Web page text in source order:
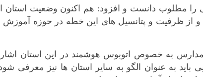
کردستان
کرمان
مطلوب دانست و افزود: هم اکنون وضعیت استان
از ظرفیت و پتانسیل های این خطه در حوزه‌ آموزش
به خصوص اتوبوس هوشمند در این استان
به عنوان الگو به سایر استان ها نیز معرفی